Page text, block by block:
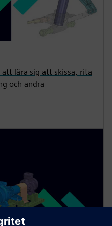
lära sig att skissa, rita
och andra